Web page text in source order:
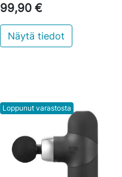
99,90 €
Näytä tiedot
Loppunut varastosta